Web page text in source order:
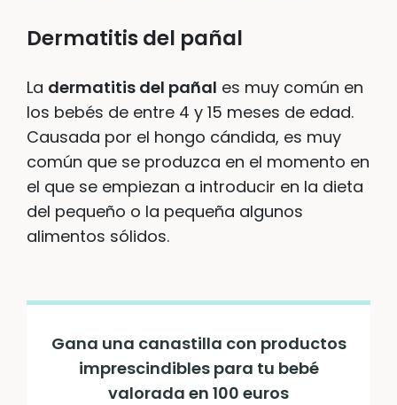
Dermatitis del pañal
La dermatitis del pañal es muy común en
los bebés de entre 4 y 15 meses de edad.
Causada por el hongo cándida, es muy
común que se produzca en el momento en
el que se empiezan a introducir en la dieta
del pequeño o la pequeña algunos
alimentos sólidos.
Gana una canastilla con productos
imprescindibles para tu bebé
valorada en 100 euros